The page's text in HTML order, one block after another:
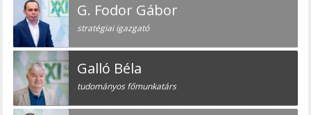
G. Fodor Gábor
stratégiai igazgató
Galló Béla
tudományos főmunkatárs